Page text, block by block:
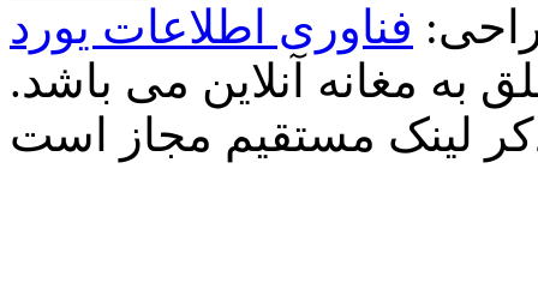
فناوری اطلاعات یورد
به مغانه آنلاین می باشد.